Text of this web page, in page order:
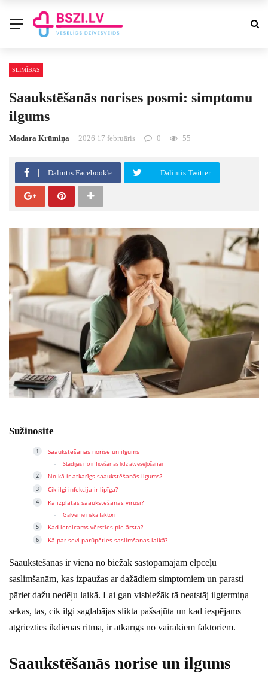
SLIMĪBAS
Saaukstēšanās norises posmi: simptomu
ilgums
Madara Krūmiņa 2026 17 februāris 0 55
Dalintis Facebook'e Dalintis Twitter
Sužinosite
Saaukstēšanās norise un ilgums
Stadijas no inficēšanās līdz atveseļošanai
No kā ir atkarīgs saaukstēšanās ilgums?
Cik ilgi infekcija ir lipīga?
Kā izplatās saaukstēšanās vīrusi?
Galvenie riska faktori
Kad ieteicams vērsties pie ārsta?
Kā par sevi parūpēties saslimšanas laikā?
Saaukstēšanās ir viena no biežāk sastopamajām elpceļu
saslimšanām, kas izpaužas ar dažādiem simptomiem un parasti
pāriet dažu nedēļu laikā. Lai gan visbiežāk tā neatstāj ilgtermiņa
sekas, tas, cik ilgi saglabājas slikta pašsajūta un kad iespējams
atgriezties ikdienas ritmā, ir atkarīgs no vairākiem faktoriem.
Saaukstēšanās norise un ilgums